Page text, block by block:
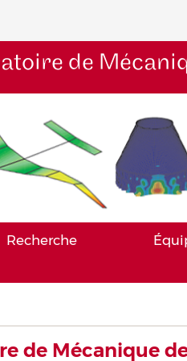
de
Recherche
de Mécanique